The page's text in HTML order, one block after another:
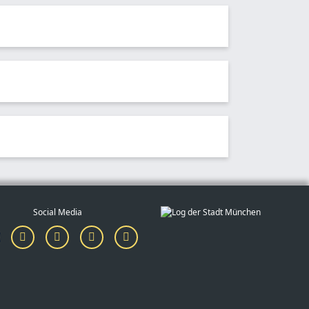
gleichzeitig einenwertvollen
Tätigkeiten
so teilen Sie uns dies bitte mit
Bitte fragt / fragen Sie im
Social Media